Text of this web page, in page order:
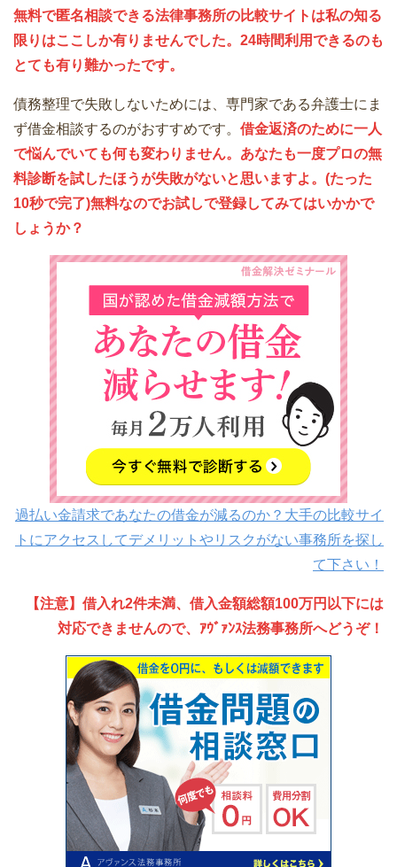
無料で匿名相談できる法律事務所の比較サイトは私の知る
限りはここしか有りませんでした。24時間利用できるのも
とても有り難かったです。
債務整理で失敗しないためには、専門家である弁護士にま
ず借金相談するのがおすすめです。 借金返済のために一人
で悩んでいても何も変わりません。あなたも一度プロの無
料診断を試したほうが失敗がないと思いますよ。(たった
10秒で完了)無料なのでお試しで登録してみてはいかかで
しょうか？
過払い金請求であなたの借金が減るのか？大手の比較サイ
トにアクセスしてデメリットやリスクがない事務所を探し
て下さい！
【注意】借入れ2件未満、借入金額総額100万円以下には
対応できませんので、ｱｳﾞｧﾝｽ法務事務所へどうぞ！